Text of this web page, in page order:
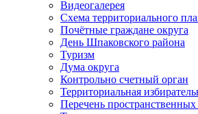
Видеогалерея
Схема территориального
Почётные граждане округа
День Шпаковского района
Туризм
Дума округа
Контрольно счетный орган
Территориальная
Перечень пространственных